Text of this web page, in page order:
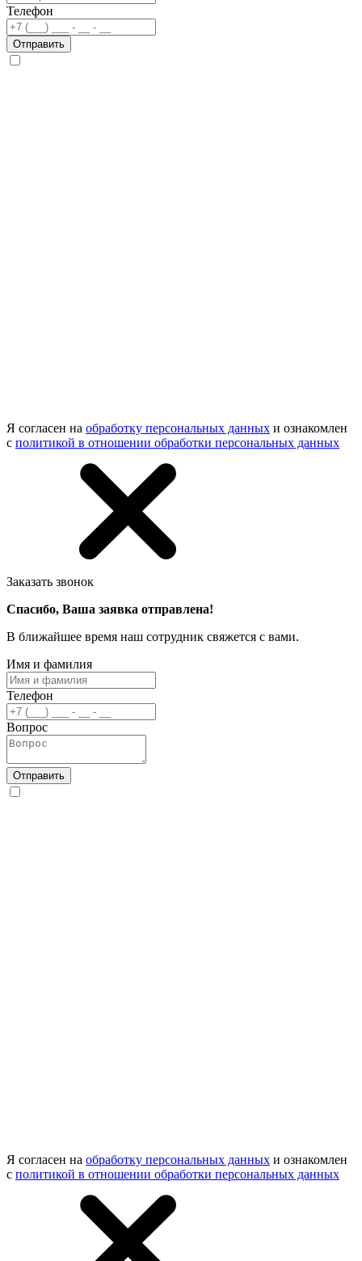
Телефон
Отправить
Я согласен на обработку персональных данных и ознакомлен
с политикой в отношении обработки персональных данных
Заказать звонок
Спасибо, Ваша заявка отправлена!
В ближайшее время наш сотрудник свяжется с вами.
Имя и фамилия
Телефон
Вопрос
Отправить
Я согласен на обработку персональных данных и ознакомлен
с политикой в отношении обработки персональных данных